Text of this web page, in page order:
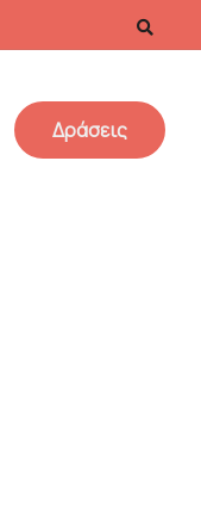
Δράσεις